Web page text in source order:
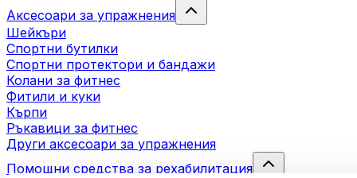
Аксесоари за упражнения
Шейкъри
Спортни бутилки
Спортни протектори и бандажи
Колани за фитнес
Фитили и куки
Кърпи
Ръкавици за фитнес
Други аксесоари за упражнения
Помощни средства за рехабилитация